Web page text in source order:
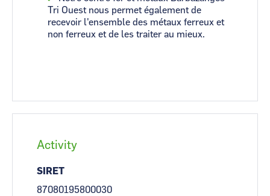
Tri Ouest nous permet également de
recevoir l'ensemble des métaux ferreux et
non ferreux et de les traiter au mieux.
Activity
SIRET
87080195800030